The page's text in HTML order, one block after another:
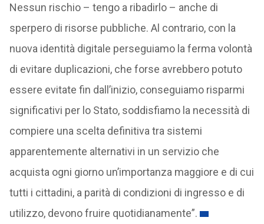
Nessun rischio – tengo a ribadirlo – anche di
sperpero di risorse pubbliche. Al contrario, con la
nuova identità digitale perseguiamo la ferma volontà
di evitare duplicazioni, che forse avrebbero potuto
essere evitate fin dall’inizio, conseguiamo risparmi
significativi per lo Stato, soddisfiamo la necessità di
compiere una scelta definitiva tra sistemi
apparentemente alternativi in un servizio che
acquista ogni giorno un’importanza maggiore e di cui
tutti i cittadini, a parità di condizioni di ingresso e di
utilizzo, devono fruire quotidianamente”.